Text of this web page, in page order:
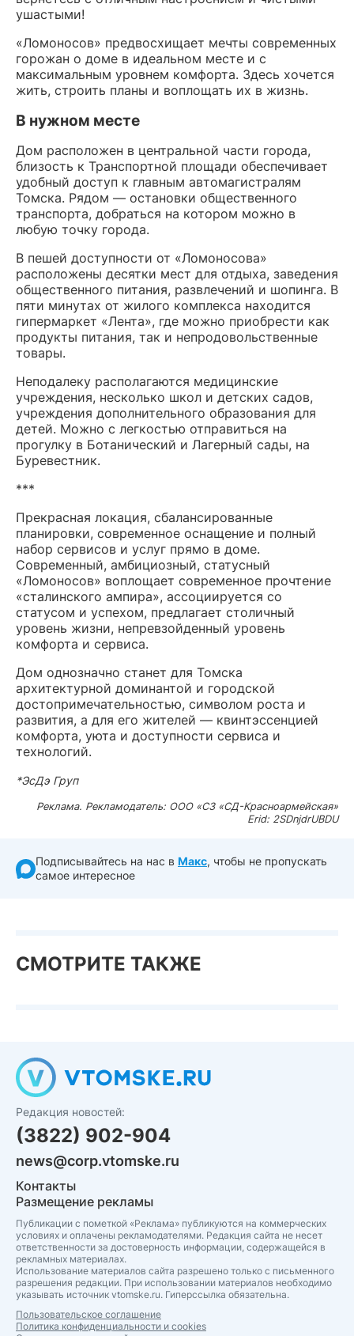
ушастыми!
«Ломоносов» предвосхищает мечты современных
горожан о доме в идеальном месте и с
максимальным уровнем комфорта. Здесь хочется
жить, строить планы и воплощать их в жизнь.
В нужном месте
Дом расположен в центральной части города,
близость к Транспортной площади обеспечивает
удобный доступ к главным автомагистралям
Томска. Рядом — остановки общественного
транспорта, добраться на котором можно в
любую точку города.
В пешей до­ступ­ности от «Ломоносова»
расположены десятки мест для отдыха, заведения
общественного питания, развлечений и шопинга. В
пяти минутах от жилого комплекса находится
гипермаркет «Лента», где можно приобрести как
продукты питания, так и непродовольственные
товары.
Неподалеку располагаются медицинские
учреждения, несколько школ и детских садов,
учреждения дополнительного образования для
детей. Можно с легкостью отправиться на
прогулку в Ботанический и Лагерный сады, на
Буревестник.
***
Прекрасная локация, сбалансированные
планировки, современное оснащение и полный
набор сервисов и услуг прямо в доме.
Современный, амбициозный, статусный
«Ломоносов» воплощает современное прочтение
«сталинского ампира», ассоциируется со
статусом и успехом, предлагает столичный
уровень жизни, непревзойденный уровень
комфорта и сервиса.
Дом однозначно станет для Томска
архитектурной доминантой и городской
достопримечательностью, символом роста и
развития, а для его жителей — квинтэссенцией
комфорта, уюта и доступности сервиса и
технологий.
*ЭсДэ Груп
Реклама. Рекламодатель: ООО «СЗ «СД-Красноармейская»
Erid: 2SDnjdrUBDU
Подписывайтесь на нас в Макс, чтобы не пропускать
самое интересное
СМОТРИТЕ ТАКЖЕ
Редакция новостей:
(3822) 902-904
news@corp.vtomske.ru
Контакты
Размещение рекламы
Публикации с пометкой «Реклама» публикуются на коммерческих
условиях и оплачены рекламодателями. Редакция сайта не несет
ответственности за достоверность информации, содержащейся в
рекламных материалах.
Использование материалов сайта разрешено только с письменного
разрешения редакции. При использовании материалов необходимо
указывать источник vtomske.ru. Гиперссылка обязательна.
Пользовательское соглашение
Политика конфиденциальности и cookies